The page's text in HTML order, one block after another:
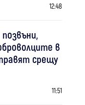
12:48
в
срещу
11:51